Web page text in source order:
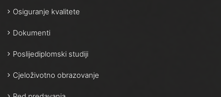
Osiguranje kvalitete
Dokumenti
Poslijediplomski studiji
Cjeloživotno obrazovanje